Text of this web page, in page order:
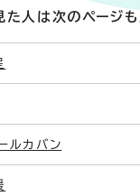
た人は次のページ
ルカバン